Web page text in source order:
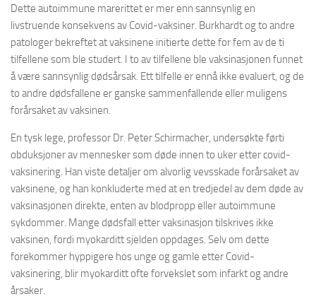
Dette autoimmune marerittet er mer enn sannsynlig en
livstruende konsekvens av Covid-vaksiner. Burkhardt og to andre
patologer bekreftet at vaksinene initierte dette for fem av de ti
tilfellene som ble studert. I to av tilfellene ble vaksinasjonen funnet
å være sannsynlig dødsårsak. Ett tilfelle er ennå ikke evaluert, og de
to andre dødsfallene er ganske sammenfallende eller muligens
forårsaket av vaksinen.
En tysk lege, professor Dr. Peter Schirmacher, undersøkte førti
obduksjoner av mennesker som døde innen to uker etter covid-
vaksinering. Han viste detaljer om alvorlig vevsskade forårsaket av
vaksinene, og han konkluderte med at en tredjedel av dem døde av
vaksinasjonen direkte, enten av blodpropp eller autoimmune
sykdommer. Mange dødsfall etter vaksinasjon tilskrives ikke
vaksinen, fordi myokarditt sjelden oppdages. Selv om dette
forekommer hyppigere hos unge og gamle etter Covid-
vaksinering, blir myokarditt ofte forvekslet som infarkt og andre
årsaker.